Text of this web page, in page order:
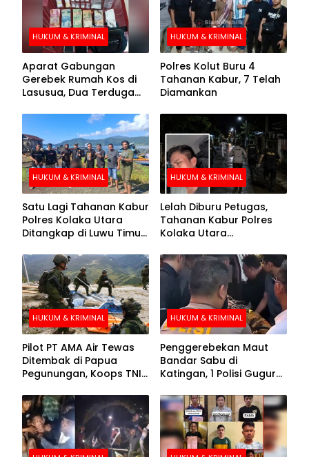
HUKUM & KRIMINAL
Aparat Gabungan
Gerebek Rumah Kos di
Lasusua, Dua Terduga
HUKUM & KRIMINAL
Polres Kolut Buru 4
Tahanan Kabur, 7 Telah
Diamankan
HUKUM & KRIMINAL
Satu Lagi Tahanan Kabur
Polres Kolaka Utara
Ditangkap di Luwu Timur,
HUKUM & KRIMINAL
Lelah Diburu Petugas,
Tahanan Kabur Polres
Kolaka Utara
HUKUM & KRIMINAL
Pilot PT AMA Air Tewas
Ditembak di Papua
Pegunungan, Koops TNI
Evakuasi Jenazah
Korban
HUKUM & KRIMINAL
Penggerebekan Maut
Bandar Sabu di
Katingan, 1 Polisi Gugur